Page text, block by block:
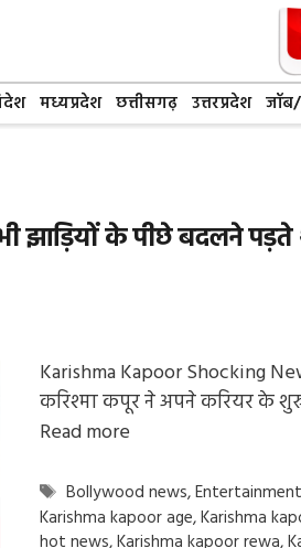
मध्यप्रदेश छत्तीसगढ़ उत्तरप्रदेश
झाड़ियों के पीछे बदलने पड़ते
Karishma Kapoor Shocking
करिश्मा कपूर ने अपने करियर के
Read more
Tags
Bollywood news,
Karishma kapoor age,Karishma
hot news,Karishma kapoor rewa,